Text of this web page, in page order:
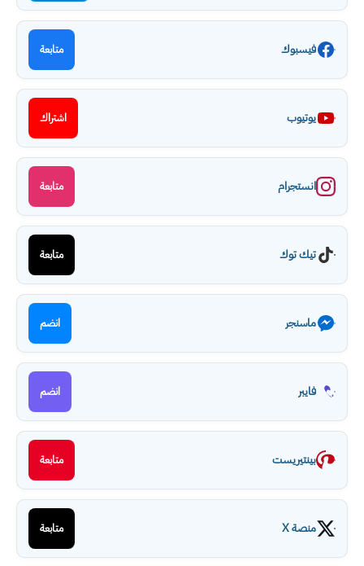
فيسبوك متابعة
يوتيوب اشتراك
انستجرام متابعة
تيك توك متابعة
ماسنجر انضم
فايبر انضم
بينتيريست متابعة
منصة X متابعة